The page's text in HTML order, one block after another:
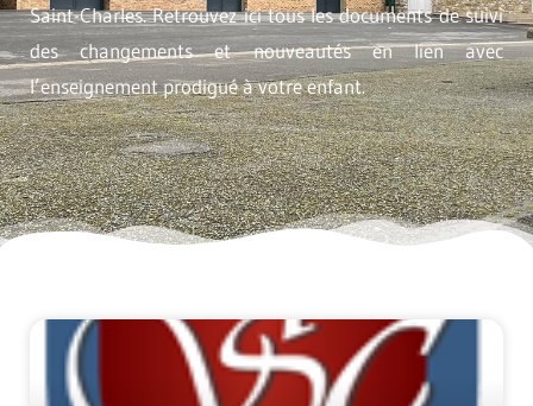
Saint-Charles. Retrouvez ici tous les documents de suivi
des changements et nouveautés en lien avec
l’enseignement prodigué à votre enfant.